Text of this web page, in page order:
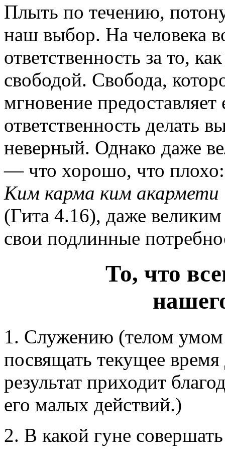
Плыть по течению,
наш выбор. На человека
ответственность за то,
свободой. Свобода,
мгновение
ответственность делать
неверный. Однако даже
— что хорошо, что плохо:
Ким карма ким
(Гита 4.16), даже
свои подлинные
То, что
1. Служению (телом умом
посвящать текущее
результат приходит
его малых действий.)
2. В какой гуне